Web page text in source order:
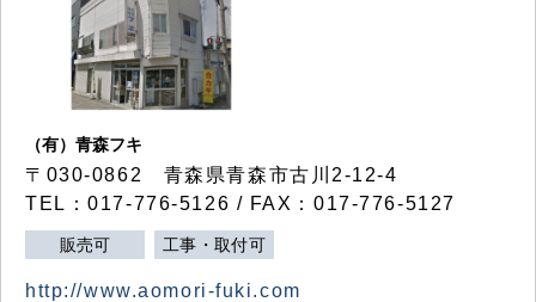
（有）青森フキ
〒030-0862 青森県青森市古川2-12-4
TEL：017-776-5126 / FAX：017-776-5127
販売可 工事・取付可
http://www.aomori-fuki.com